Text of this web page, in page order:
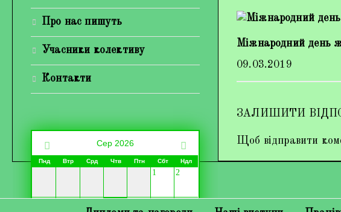
Міжнародний день
09.03.2019
ЗАЛИШИТИ
Щоб відправити
Про нас пишуть
Учасники колективу
Контакти
Сер 2026
Пнд Втр Срд Чтв Птн Сбт Ндл
1 2